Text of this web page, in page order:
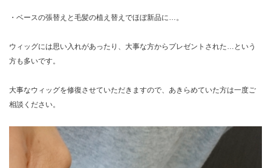
・ベースの張替えと毛髪の植え替えでほぼ新品に…。
ウィッグには思い入れがあったり、大事な方からプレゼントされた…という
方も多いです。
大事なウィッグを修復させていただきますので、あきらめていた方は一度ご
相談ください。